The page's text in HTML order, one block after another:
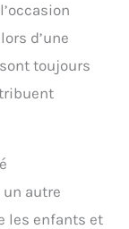
d’une
toujours
autre
les enfants et